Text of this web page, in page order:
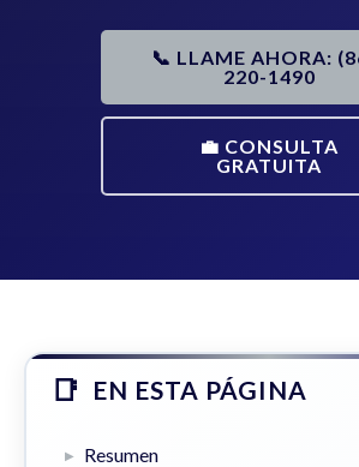
📞 LLAME AHORA:
220-1490
💼 CONSULTA
GRATUITA
EN ESTA PÁGINA
Resumen